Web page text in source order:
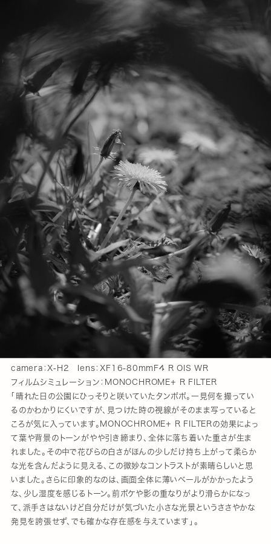
camera：X-H2 lens：XF16-80mmF4 R OIS WR
フィルムシミュレーション：MONOCHROME+ R FILTER
「晴れた日の公園にひっそりと咲いていたタンポポ。一見何を撮ってい
るのかわかりにくいですが、見つけた時の視線がそのまま写っていると
ころが気に入っています。MONOCHROME+ R FILTERの効果によっ
て葉や背景のトーンがやや引き締まり、全体に落ち着いた重さが生ま
れました。その中で花びらの白さがほんの少しだけ持ち上がって柔らか
な光を含んだように見える、この微妙なコントラストが素晴らしいと思
いました。さらに印象的なのは、画面全体に薄いベールがかかったよう
な、少し湿度を感じるトーン。前ボケや影の重なりがより滑らかになっ
て、派手さはないけど自分だけが気づいた小さな光景というささやかな
発見を誇張せず、でも確かな存在感を与えています」。